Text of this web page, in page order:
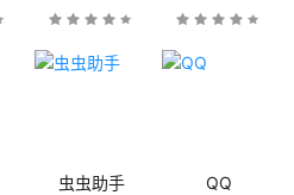
虫虫助手 QQ